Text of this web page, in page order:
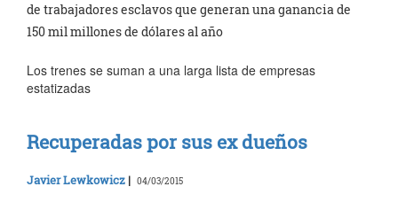
de trabajadores esclavos que generan una ganancia de
150 mil millones de dólares al año
Los trenes se suman a una larga lista de empresas
estatizadas
Recuperadas por sus ex dueños
Javier Lewkowicz | 04/03/2015